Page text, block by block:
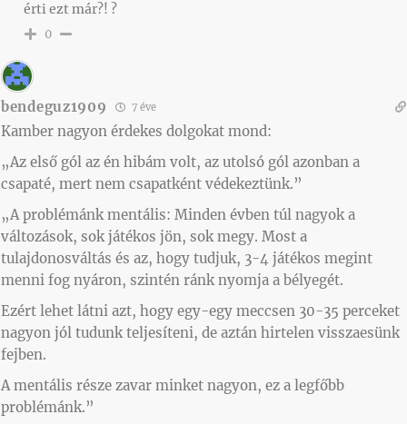
érti ezt már?! ?
0
bendeguz1909 7 éve
Kamber nagyon érdekes dolgokat mond:
„Az első gól az én hibám volt, az utolsó gól azonban a
csapaté, mert nem csapatként védekeztünk.”
„A problémánk mentális: Minden évben túl nagyok a
változások, sok játékos jön, sok megy. Most a
tulajdonosváltás és az, hogy tudjuk, 3-4 játékos megint
menni fog nyáron, szintén ránk nyomja a bélyegét.
Ezért lehet látni azt, hogy egy-egy meccsen 30-35 perceket
nagyon jól tudunk teljesíteni, de aztán hirtelen visszaesünk
fejben.
A mentális része zavar minket nagyon, ez a legfőbb
problémánk.”